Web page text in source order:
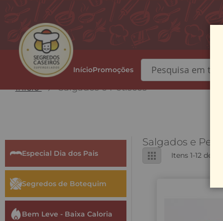
InícioPromoções
Pesquisa
Início Salgados e Petiscos
Especial Dia dos Pais
Segredos de Botequim
Bem Leve - Baixa Caloria
Salgados e
Ver
como
GradeItens 1-12de